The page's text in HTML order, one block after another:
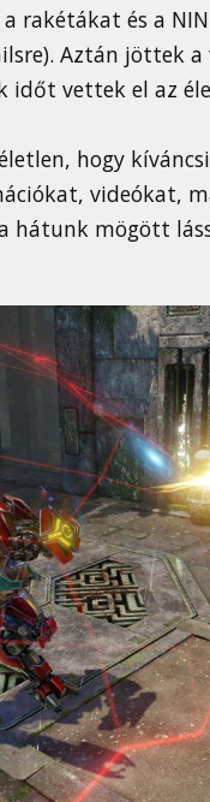
rakétákat és a
Aztán jöttek
időt vettek el az
hogy
videókat,
hátunk mögött